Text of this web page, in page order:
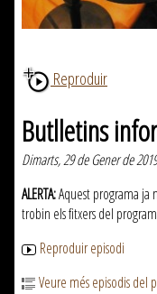
Reproduir
Butlletins
Dimarts, 29 de Gener de 2019
ALERTA:Aquest programa ja
trobin els fitxers del
Reproduir episodi
Veure més episodis del